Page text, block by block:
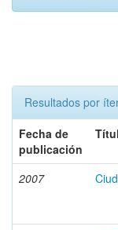
Resultados por
Fecha de
publicación
2007